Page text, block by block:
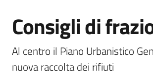
Menu selezionato
Servizi
Salta al contenuto
Consigli di
Al centro il Piano Urbanistico
nuova raccolta dei rifiuti